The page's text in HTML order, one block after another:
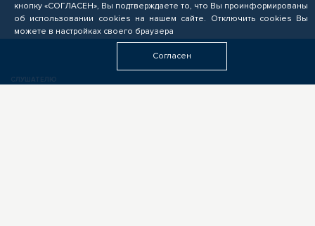
СЛУШАТЕЛЮ
кнопку «СОГЛАСЕН», Вы подтверждаете то, что Вы проинформированы
об использовании cookies на нашем сайте. Отключить cookies Вы
можете в настройках своего браузера
Согласен